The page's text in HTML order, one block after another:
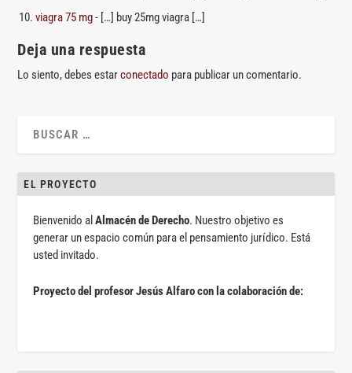
viagra 75 mg- […] buy 25mg viagra […]
Deja una respuesta
Lo siento, debes estarconectado para publicar un comentario.
EL PROYECTO
Bienvenido alAlmacén de Derecho. Nuestro objetivo es
generar un espacio común para el pensamiento jurídico. Está
usted invitado.
Proyecto del profesor Jesús Alfaro con la colaboración de: